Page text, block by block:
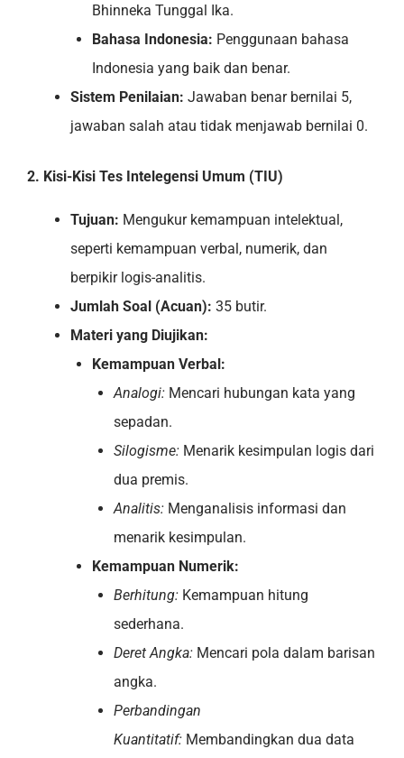
Bhinneka Tunggal Ika.
Bahasa Indonesia: Penggunaan bahasa
Indonesia yang baik dan benar.
Sistem Penilaian: Jawaban benar bernilai 5,
jawaban salah atau tidak menjawab bernilai 0.
2. Kisi-Kisi Tes Intelegensi Umum (TIU)
Tujuan: Mengukur kemampuan intelektual,
seperti kemampuan verbal, numerik, dan
berpikir logis-analitis.
Jumlah Soal (Acuan): 35 butir.
Materi yang Diujikan:
Kemampuan Verbal:
Analogi: Mencari hubungan kata yang
sepadan.
Silogisme: Menarik kesimpulan logis dari
dua premis.
Analitis: Menganalisis informasi dan
menarik kesimpulan.
Kemampuan Numerik:
Berhitung: Kemampuan hitung
sederhana.
Deret Angka: Mencari pola dalam barisan
angka.
Perbandingan
Kuantitatif: Membandingkan dua data